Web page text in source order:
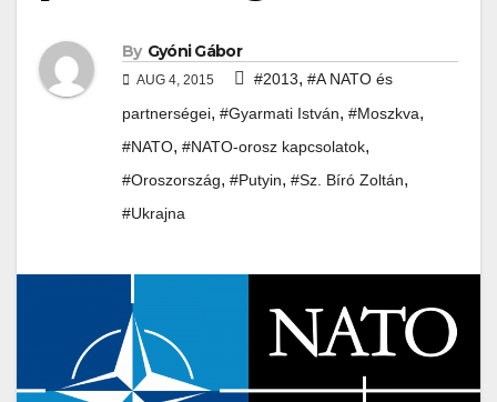
By Gyóni Gábor
AUG 4, 2015 #2013, #A NATO és
partnerségei, #Gyarmati István, #Moszkva,
#NATO, #NATO-orosz kapcsolatok,
#Oroszország, #Putyin, #Sz. Bíró Zoltán,
#Ukrajna